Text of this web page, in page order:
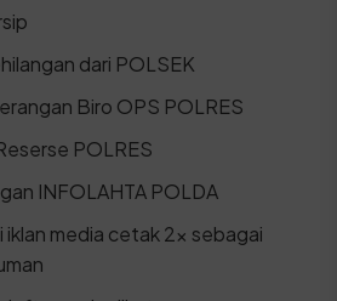
dari POLSEK
Biro OPS POLRES
POLRES
INFOLAHTA POLDA
iklan media cetak 2x sebagai